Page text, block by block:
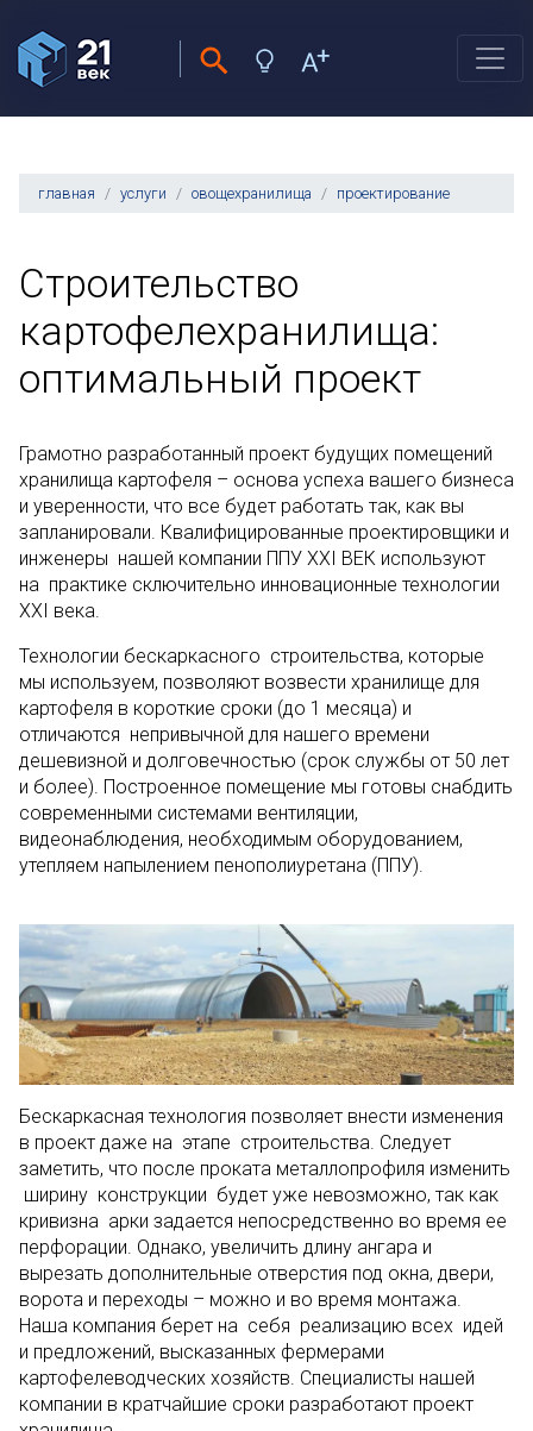
главная услуги овощехранилища проектирование
Строительство
картофелехранилища:
оптимальный проект
Грамотно разработанный проект будущих помещений
хранилища картофеля – основа успеха вашего бизнеса
и уверенности, что все будет работать так, как вы
запланировали. Квалифицированные проектировщики и
инженеры нашей компании ППУ XXI ВЕК используют
на практике сключительно инновационные технологии
XXI века.
Технологии бескаркасного строительства, которые
мы используем, позволяют возвести хранилище для
картофеля в короткие сроки (до 1 месяца) и
отличаются непривычной для нашего времени
дешевизной и долговечностью (срок службы от 50 лет
и более). Построенное помещение мы готовы снабдить
современными системами вентиляции,
видеонаблюдения, необходимым оборудованием,
утепляем напылением пенополиуретана (ППУ).
Бескаркасная технология позволяет внести изменения
в проект даже на этапе строительства. Следует
заметить, что после проката металлопрофиля изменить
ширину конструкции будет уже невозможно, так как
кривизна арки задается непосредственно во время ее
перфорации. Однако, увеличить длину ангара и
вырезать дополнительные отверстия под окна, двери,
ворота и переходы – можно и во время монтажа.
Наша компания берет на себя реализацию всех идей
и предложений, высказанных фермерами
картофелеводческих хозяйств. Специалисты нашей
компании в кратчайшие сроки разработают проект